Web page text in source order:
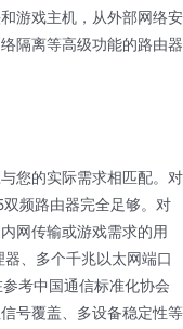
游戏主机，从外部网络安
隔离等高级功能的路由器
您的实际需求相匹配。对
频路由器完全足够。对
网传输或游戏需求的用
、多个千兆以太网端口
考中国通信标准化协会
号覆盖、多设备稳定性等